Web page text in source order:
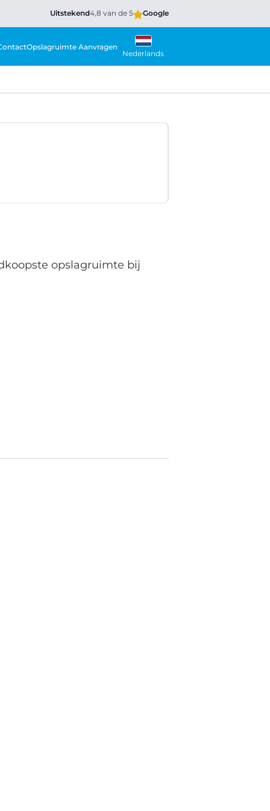
Uitstekend4,8 van de 5 Google
Opslagruimte Aanvragen
Nederlands
opslagruimte bij